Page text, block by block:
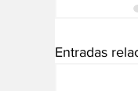
Entradas